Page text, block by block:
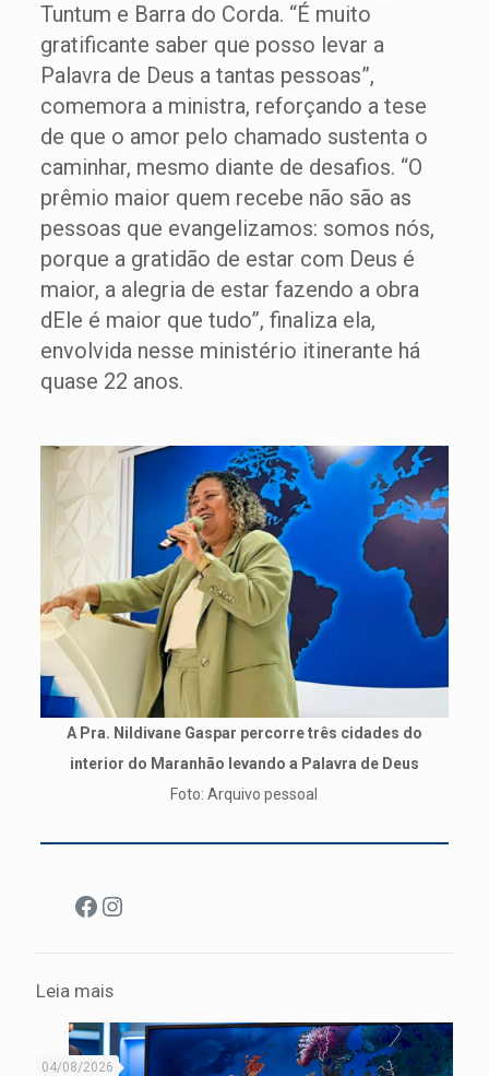
Tuntum e Barra do Corda. “É muito
gratificante saber que posso levar a
Palavra de Deus a tantas pessoas”,
comemora a ministra, reforçando a tese
de que o amor pelo chamado sustenta o
caminhar, mesmo diante de desafios. “O
prêmio maior quem recebe não são as
pessoas que evangelizamos: somos nós,
porque a gratidão de estar com Deus é
maior, a alegria de estar fazendo a obra
dEle é maior que tudo”, finaliza ela,
envolvida nesse ministério itinerante há
quase 22 anos.
A Pra. Nildivane Gaspar percorre três cidades do
interior do Maranhão levando a Palavra de Deus
Foto: Arquivo pessoal
Facebook
Instagram
Leia mais
04/08/2026